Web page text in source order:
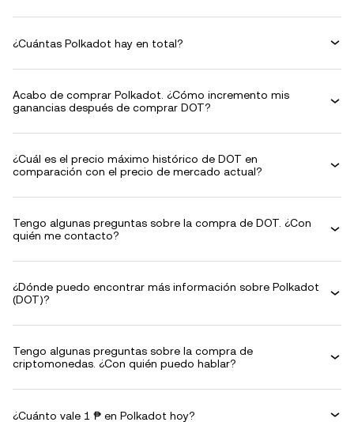
¿Cuántas Polkadot hay en total?
Acabo de comprar Polkadot. ¿Cómo incremento mis
ganancias después de comprar DOT?
¿Cuál es el precio máximo histórico de DOT en
comparación con el precio de mercado actual?
Tengo algunas preguntas sobre la compra de DOT. ¿Con
quién me contacto?
¿Dónde puedo encontrar más información sobre Polkadot
(DOT)?
Tengo algunas preguntas sobre la compra de
criptomonedas. ¿Con quién puedo hablar?
¿Cuánto vale 1 ₱ en Polkadot hoy?